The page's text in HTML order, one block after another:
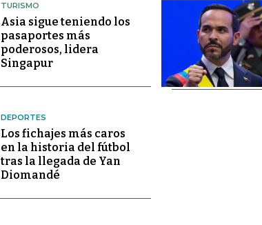
TURISMO
Asia sigue teniendo los
pasaportes más
poderosos, lidera
Singapur
DEPORTES
Los fichajes más caros
en la historia del fútbol
tras la llegada de Yan
Diomandé